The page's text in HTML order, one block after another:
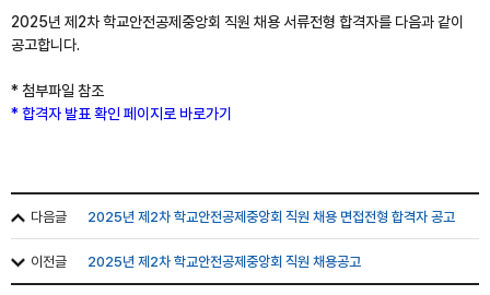
2025년 제2차 학교안전공제중앙회 직원 채용 서류전형 합격자를 다음과 같이
공고합니다.
* 첨부파일 참조
* 합격자 발표 확인 페이지로 바로가기
다음글 2025년 제2차 학교안전공제중앙회 직원 채용 면접전형 합격자 공고
이전글 2025년 제2차 학교안전공제중앙회 직원 채용공고